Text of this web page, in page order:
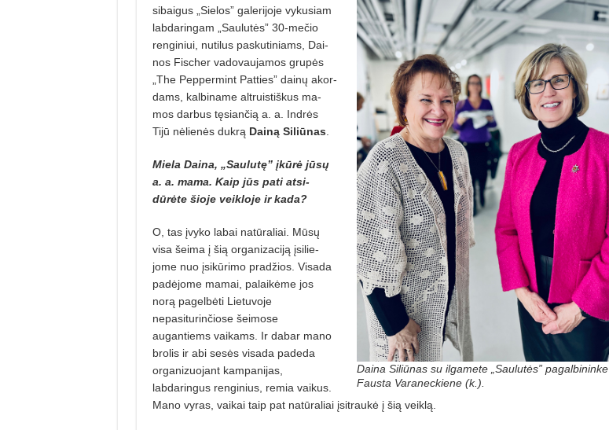
Daina Siliūnas su ilgamete „Saulutės” pagalbininke
Fausta Varaneckiene (k.).
sibaigus „Sielos” galerijoje vykusiam
labdaringam „Saulutės” 30-mečio
ren­giniui, nutilus paskutiniams, Dai­
nos Fischer vadovaujamos grupės
„The Peppermint Patties” dainų akor­
dams, kalbiname altruistiškus ma­
mos darbus tęsiančią a. a. Indrės
Tijū­ nėlienės dukrą Dainą Siliūnas
Miela Daina, „Saulutę” įkūrė jūsų
a. a. mama. Kaip jūs pati atsi­
dūrėte šioje veikloje ir kada?
O, tas įvyko labai natūraliai. Mū­sų
visa šeima į šią organizaciją įsi­lie­
jome nuo įsikūrimo pradžios. Visada
padėjome mamai, palaikėme jos
norą pagelbėti Lietuvoje
nepasiturinčiose šeimose
augantiems vaikams. Ir da­bar mano
brolis ir abi sesės visada pa­deda
organizuojant kampanijas,
labdaringus renginius, remia vaikus.
Mano vyras, vaikai taip pat natūraliai įsitraukė į šią veiklą.